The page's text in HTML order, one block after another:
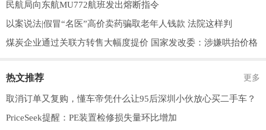
民航局向东航MU772航班发出熔断指令
以案说法|假冒“名医”高价卖药骗取老年人钱款 法院这样判
煤炭企业通过关联方转售大幅度提价 国家发改委：涉嫌哄抬价格
热文推荐 更多
取消订单又复购，懂车帝凭什么让95后深圳小伙放心买二手车？
PriceSeek提醒：PE装置检修损失量环比增加